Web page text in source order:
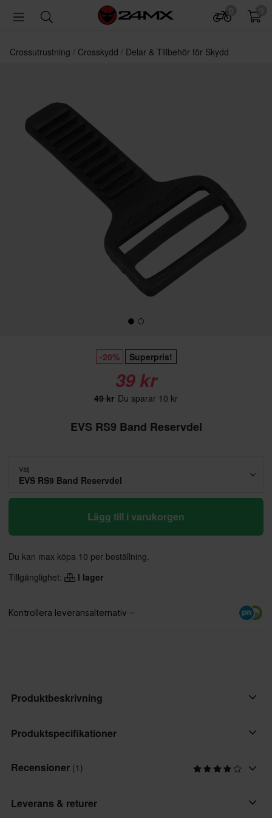
Crossutrustning Crosskydd Delar & Tillbehör för Skydd
-20% Superpris!
39 kr
49 kr Du sparar 10 kr
EVS RS9 Band Reservdel
Välj
EVS RS9 Band Reservdel
Lägg till i varukorgen
Du kan max köpa 10 per beställning.
Tillgänglighet:
I lager
Produktbeskrivning
EVS har sedan 1985 tillverkat skydd och kläder med komfort och
Produktspecifikationer
Produktanvändare
Recensioner (1)
Leverans & returer